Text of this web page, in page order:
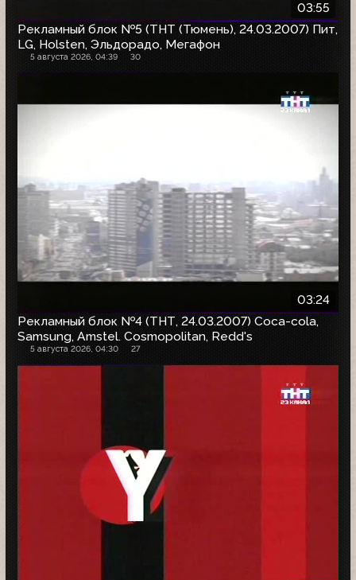
03:55
Рекламный блок №5 (ТНТ (Тюмень), 24.03.2007) Пит,
LG, Holsten, Эльдорадо, Мегафон
5 августа 2026, 04:39 30
03:24
Рекламный блок №4 (ТНТ, 24.03.2007) Coca-cola,
Samsung, Amstel. Cosmopolitan, Redd's
5 августа 2026, 04:30 27